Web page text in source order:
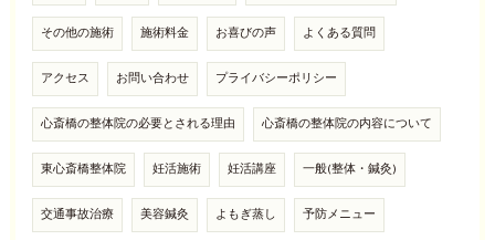
その他の施術 施術料金 お喜びの声 よくある質問
アクセス お問い合わせ プライバシーポリシー
心斎橋の整体院の必要とされる理由 心斎橋の整体院の内容について
東心斎橋整体院 妊活施術 妊活講座 一般(整体・鍼灸)
交通事故治療 美容鍼灸 よもぎ蒸し 予防メニュー